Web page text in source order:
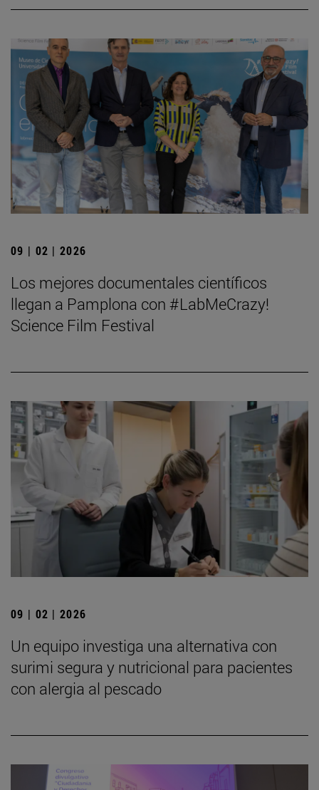
09 | 02 | 2026
Los mejores documentales científicos
llegan a Pamplona con #LabMeCrazy!
Science Film Festival
09 | 02 | 2026
Un equipo investiga una alternativa con
surimi segura y nutricional para pacientes
con alergia al pescado